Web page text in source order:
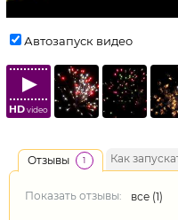
Автозапуск видео
HDvideo
Отзывы 1 Как
Показать отзывы: все (1)